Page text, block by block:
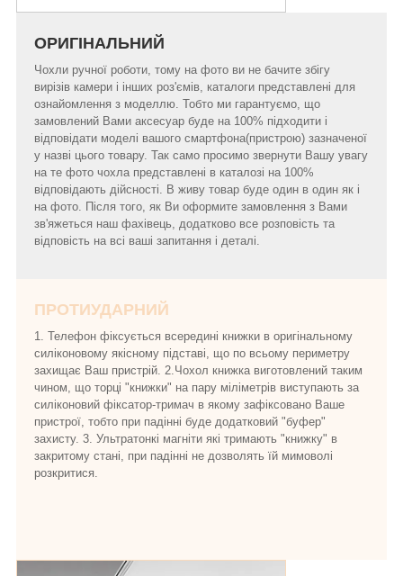
ОРИГІНАЛЬНИЙ
Чохли ручної роботи, тому на фото ви не бачите збігу
вирізів камери і інших роз'ємів, каталоги представлені для
ознайомлення з моделлю. Тобто ми гарантуємо, що
замовлений Вами аксесуар буде на 100% підходити і
відповідати моделі вашого смартфона(пристрою) зазначеної
у назві цього товару. Так само просимо звернути Вашу увагу
на те фото чохла представлені в каталозі на 100%
відповідають дійсності. В живу товар буде один в один як і
на фото. Після того, як Ви оформите замовлення з Вами
зв'яжеться наш фахівець, додатково все розповість та
відповість на всі ваші запитання і деталі.
ПРОТИУДАРНИЙ
1. Телефон фіксується всередині книжки в оригінальному
силіконовому якісному підставі, що по всьому периметру
захищає Ваш пристрій. 2.Чохол книжка виготовлений таким
чином, що торці "книжки" на пару міліметрів виступають за
силіконовий фіксатор-тримач в якому зафіксовано Ваше
пристрої, тобто при падінні буде додатковий "буфер"
захисту. 3. Ультратонкі магніти які тримають "книжку" в
закритому стані, при падінні не дозволять їй мимоволі
розкритися.